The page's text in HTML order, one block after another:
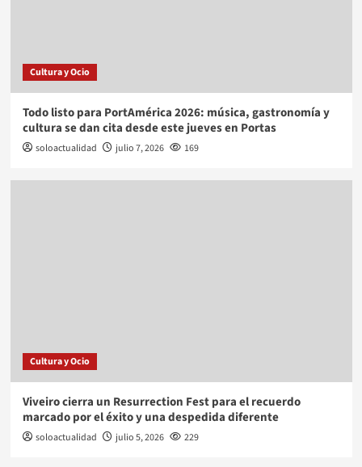
Cultura y Ocio
Todo listo para PortAmérica 2026: música, gastronomía y
cultura se dan cita desde este jueves en Portas
soloactualidad julio 7, 2026 169
Cultura y Ocio
Viveiro cierra un Resurrection Fest para el recuerdo
marcado por el éxito y una despedida diferente
soloactualidad julio 5, 2026 229